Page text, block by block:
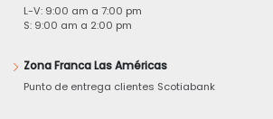
L-V: 9:00 am a 7:00 pm
S: 9:00 am a 2:00 pm
Zona Franca Las Américas
Punto de entrega clientes Scotiabank